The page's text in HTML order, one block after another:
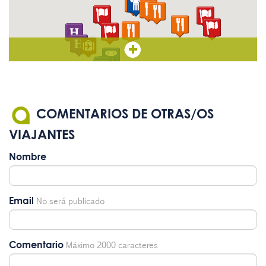
COMENTARIOS DE OTRAS/OS
VIAJANTES
Nombre
Email No será publicado
Comentario Máximo 2000 caracteres